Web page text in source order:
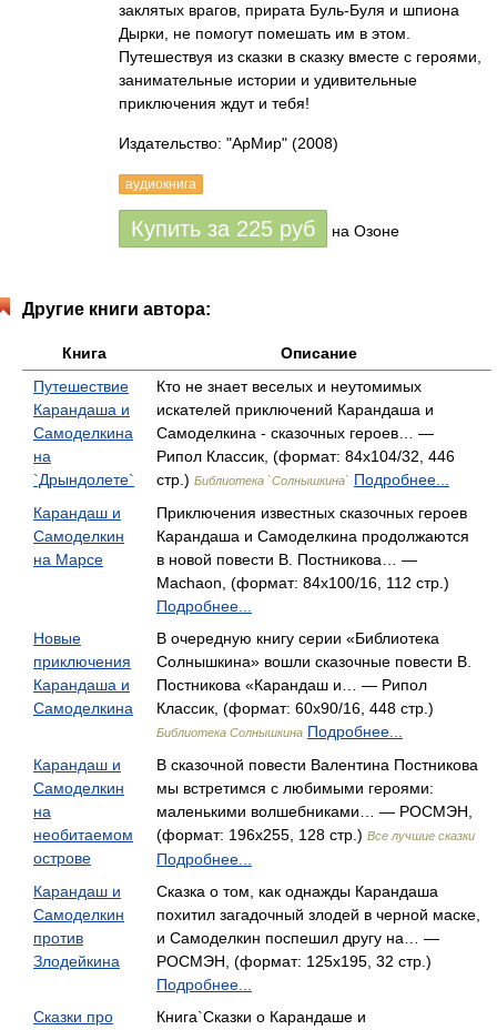
заклятых врагов, прирата Буль-Буля и шпиона
Дырки, не помогут помешать им в этом.
Путешествуя из сказки в сказку вместе с героями,
занимательные истории и удивительные
приключения ждут и тебя!
Издательство: "АрМир" (2008)
аудиокнига
Купить за 225 руб на Озоне
Другие книги автора:
Книга
Описание
Путешествие
Карандаша и
Самоделкина
на
`Дрындолете`
Кто не знает веселых и неутомимых
искателей приключений Карандаша и
Самоделкина - сказочных героев… —
Рипол Классик, (формат: 84x104/32, 446
стр.) Библиотека `Солнышкина` Подробнее...
Карандаш и
Самоделкин
на Марсе
Приключения известных сказочных героев
Карандаша и Самоделкина продолжаются
в новой повести В. Постникова… —
Machaon, (формат: 84x100/16, 112 стр.)
Подробнее...
Новые
приключения
Карандаша и
Самоделкина
В очередную книгу серии «Библиотека
Солнышкина» вошли сказочные повести В.
Постникова «Карандаш и… — Рипол
Классик, (формат: 60x90/16, 448 стр.)
Библиотека Солнышкина Подробнее...
Карандаш и
Самоделкин
на
необитаемом
острове
В сказочной повести Валентина Постникова
мы встретимся с любимыми героями:
маленькими волшебниками… — РОСМЭН,
(формат: 196x255, 128 стр.) Все лучшие сказки
Подробнее...
Карандаш и
Самоделкин
против
Злодейкина
Сказка о том, как однажды Карандаша
похитил загадочный злодей в черной маске,
и Самоделкин поспешил другу на… —
РОСМЭН, (формат: 125x195, 32 стр.)
Подробнее...
Сказки про
Книга`Сказки о Карандаше и